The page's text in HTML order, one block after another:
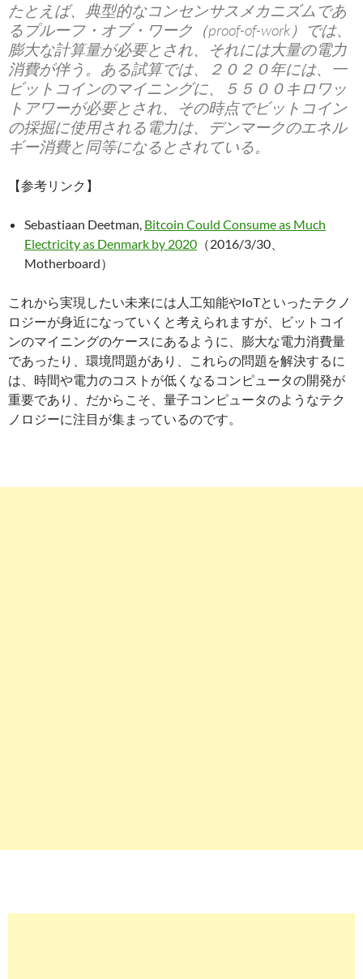
たとえば、典型的なコンセンサスメカニズムであ
るプルーフ・オブ・ワーク（proof-of-work）では、
膨大な計算量が必要とされ、それには大量の電力
消費が伴う。ある試算では、２０２０年には、一
ビットコインのマイニングに、５５００キロワッ
トアワーが必要とされ、その時点でビットコイン
の採掘に使用される電力は、デンマークのエネル
ギー消費と同等になるとされている。
【参考リンク】
Sebastiaan Deetman, Bitcoin Could Consume as Much
Electricity as Denmark by 2020 （2016/3/30、
Motherboard）
これから実現したい未来には人工知能やIoTといったテクノ
ロジーが身近になっていくと考えられますが、ビットコイ
ンのマイニングのケースにあるように、膨大な電力消費量
であったり、環境問題があり、これらの問題を解決するに
は、時間や電力のコストが低くなるコンピュータの開発が
重要であり、だからこそ、量子コンピュータのようなテク
ノロジーに注目が集まっているのです。